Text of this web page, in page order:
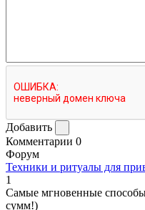
Добавить
Комментарии 0
Форум
Техники и ритуалы для
1
Самые мгновенные
сумм!)